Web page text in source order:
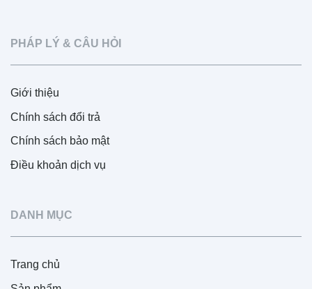
PHÁP LÝ & CÂU HỎI
Giới thiệu
Chính sách đổi trả
Chính sách bảo mật
Điều khoản dịch vụ
DANH MỤC
Trang chủ